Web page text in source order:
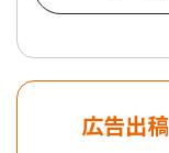
広告出